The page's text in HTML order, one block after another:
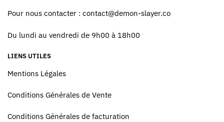
Pour nous contacter : contact@demon-slayer.co
Du lundi au vendredi de 9h00 à 18h00
LIENS UTILES
Mentions Légales
Conditions Générales de Vente
Conditions Générales de facturation